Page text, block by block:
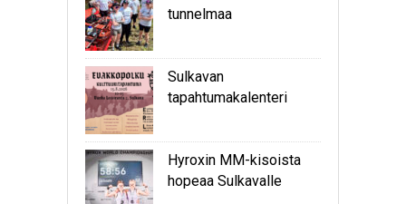
tunnelmaa
Sulkavan
tapahtumakalenteri
Hyroxin MM-kisoista
hopeaa Sulkavalle